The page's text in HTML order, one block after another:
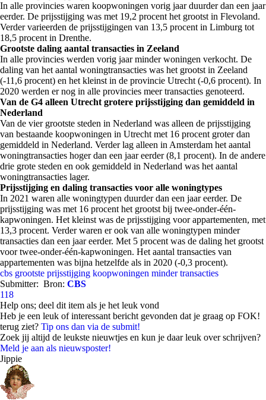
In alle provincies waren koopwoningen vorig jaar duurder dan een jaar
eerder. De prijsstijging was met 19,2 procent het grootst in Flevoland.
Verder varieerden de prijsstijgingen van 13,5 procent in Limburg tot
18,5 procent in Drenthe.
Grootste daling aantal transacties in Zeeland
In alle provincies werden vorig jaar minder woningen verkocht. De
daling van het aantal woningtransacties was het grootst in Zeeland
(-11,6 procent) en het kleinst in de provincie Utrecht (-0,6 procent). In
2020 werden er nog in alle provincies meer transacties genoteerd.
Van de G4 alleen Utrecht grotere prijsstijging dan gemiddeld in
Nederland
Van de vier grootste steden in Nederland was alleen de prijsstijging
van bestaande koopwoningen in Utrecht met 16 procent groter dan
gemiddeld in Nederland. Verder lag alleen in Amsterdam het aantal
woningtransacties hoger dan een jaar eerder (8,1 procent). In de andere
drie grote steden en ook gemiddeld in Nederland was het aantal
woningtransacties lager.
Prijsstijging en daling transacties voor alle woningtypes
In 2021 waren alle woningtypen duurder dan een jaar eerder. De
prijsstijging was met 16 procent het grootst bij twee-onder-één-
kapwoningen. Het kleinst was de prijsstijging voor appartementen, met
13,3 procent. Verder waren er ook van alle woningtypen minder
transacties dan een jaar eerder. Met 5 procent was de daling het grootst
voor twee-onder-één-kapwoningen. Het aantal transacties van
appartementen was bijna hetzelfde als in 2020 (-0,3 procent).
cbs grootste prijsstijging koopwoningen minder transacties
Submitter: Bron: CBS
118
Help ons; deel dit item als je het leuk vond
Heb je een leuk of interessant bericht gevonden dat je graag op FOK!
terug ziet? Tip ons dan via de submit!
Zoek jij altijd de leukste nieuwtjes en kun je daar leuk over schrijven?
Meld je aan als nieuwsposter!
Jippie